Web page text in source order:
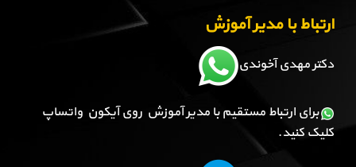
ارتباط با مدیر آموزش
دکتر مهدی آخوندی
برای ارتباط مستقیم با مدیر آموزش روی آیکون واتساپ
کلیک کنید.